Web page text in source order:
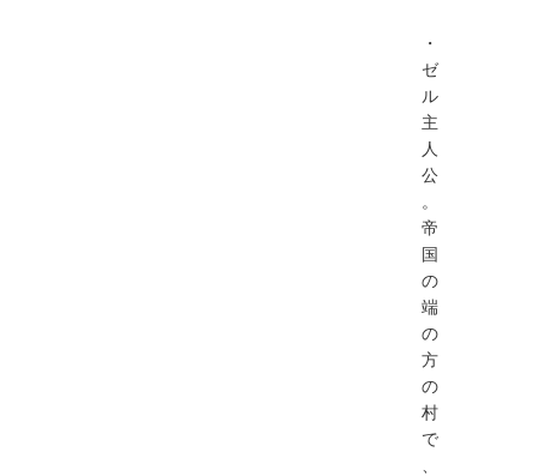
・
ゼ
ル
主
人
公
。
帝
国
の
端
の
方
の
村
で